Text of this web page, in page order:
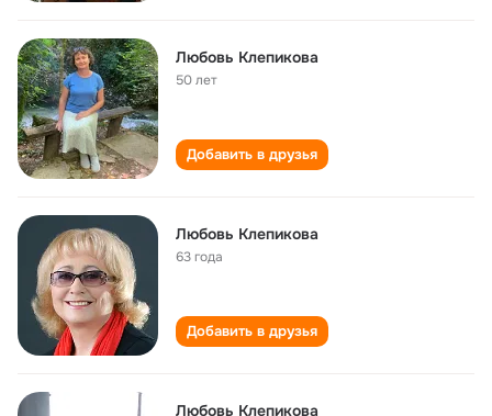
Любовь Клепикова
50 лет
Добавить в друзья
Любовь Клепикова
63 года
Добавить в друзья
Любовь Клепикова